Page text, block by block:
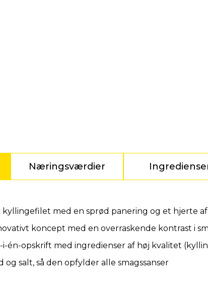
Næringsværdier
kyllingefilet med en sprød panering og et hjerte
koncept med en overraskende kontrast i
i-én-opskrift med ingredienser af høj kvalitet
og salt, så den opfylder alle smagssanser